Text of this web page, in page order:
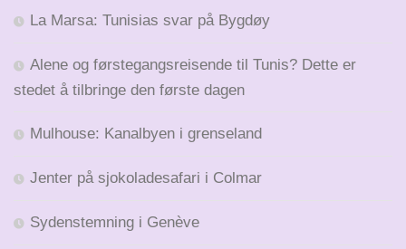
La Marsa: Tunisias svar på Bygdøy
Alene og førstegangsreisende til Tunis? Dette er
stedet å tilbringe den første dagen
Mulhouse: Kanalbyen i grenseland
Jenter på sjokoladesafari i Colmar
Sydenstemning i Genève